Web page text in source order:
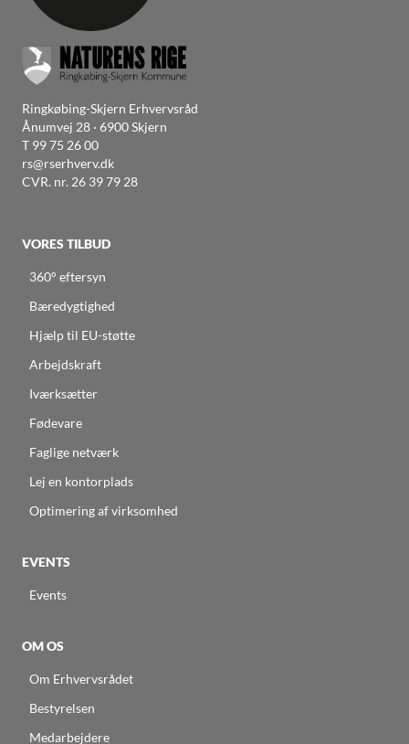
Ringkøbing-Skjern Erhvervsråd
Ånumvej 28 · 6900 Skjern
T 99 75 26 00
rs@rserhverv.dk
CVR. nr. 26 39 79 28
VORES TILBUD
360° eftersyn
Bæredygtighed
Hjælp til EU-støtte
Arbejdskraft
Iværksætter
Fødevare
Faglige netværk
Lej en kontorplads
Optimering af virksomhed
EVENTS
Events
OM OS
Om Erhvervsrådet
Bestyrelsen
Medarbejdere